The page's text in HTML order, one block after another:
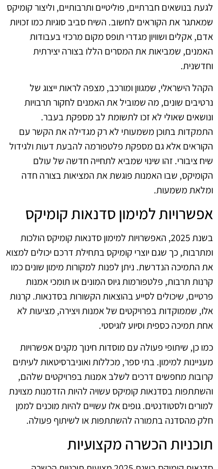
לגעת בנושאים חברתיים, פוליטיים ותרבותיים, וליצור קומיקס
שמאתגר את הקוראים לחשוב. השיח סביב סוגיות כמו זכויות
אדם, אקלים ושוויון מגדרי תופס מקום מרכזי בעבודות
האמנים, שמביאות את המסרים הללו בצורה יצירתית
וחדשנית.
הקהל הישראלי, שמגוון ומורכב, מצפה לראות ייצוג של
נרטיבים שונים, מה שמוביל את האמנים לחקור תרבויות
ונושאים שאולי לא זכו לתשומת לב מספקת בעבר.
התמקדות בתוכן משמעותי לא רק מגדילה את הקשר עם
הקוראים אלא גם מספקת פלטפורמה להבעת דעות ולגידול
שיח ציבורי. זהו שינוי שמביא לתחייה חדשה של עולם
הקומיקס, שבו האמנות פוגשת את המציאות בצורה חדה
ומלאת משמעות.
אפשרויות למימון סדנאות קומיקס
בשנת 2025, האפשרויות למימון סדנאות קומיקס הולכות
ומתרבות, כך שגם יוצרי קומיקס בתחילת דרכם יכולים למצוא
את התמיכה הנדרשת. ניתן לפנות למקורות מימון שונים כמו
קרנות תרבות, פלטפורמות גיוס המונים או תומכי אמנות
פרטיים, שיכולים לסייע בהוצאות הקשורות בסדנאות. קרנות
אלו, שממוקדות בפרויקטים של אמנות ויצירה, מציעות לא
אחת תמיכה כספית וסיוע לוגיסטי.
כמו כן, שיתופי פעולה עם מוסדות חינוך מקנים אפשרויות
מעניינות למימון. בתי ספר, מכללות ואוניברסיטאות לעיתים
קרובות מחפשים דרכים לשלב אמנות בפרויקטים שלהם,
והשתתפות בסדנאות קומיקס עשויה להיות הזדמנות מצוינת
למורים ולסטודנטים. גופים אלו עשויים להיות מוכנים לממן
חלק מהסדנה בתמורה להשתתפות או לשיתוף פעולה.
תוכניות הכשרה מקצועיות